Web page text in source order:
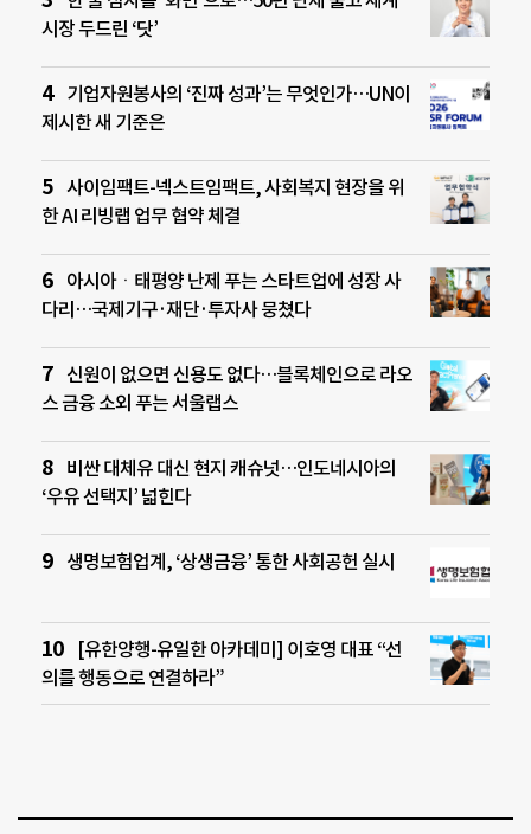
시장 두드린 ‘닷’
기업자원봉사의 ‘진짜 성과’는 무엇인가…UN이
제시한 새 기준은
사이임팩트-넥스트임팩트, 사회복지 현장을 위
한 AI 리빙랩 업무 협약 체결
아시아ㆍ태평양 난제 푸는 스타트업에 성장 사
다리…국제기구·재단·투자사 뭉쳤다
신원이 없으면 신용도 없다…블록체인으로 라오
스 금융 소외 푸는 서울랩스
비싼 대체유 대신 현지 캐슈넛…인도네시아의
‘우유 선택지’ 넓힌다
생명보험업계, ‘상생금융’ 통한 사회공헌 실시
[유한양행-유일한 아카데미] 이호영 대표 “선
의를 행동으로 연결하라”